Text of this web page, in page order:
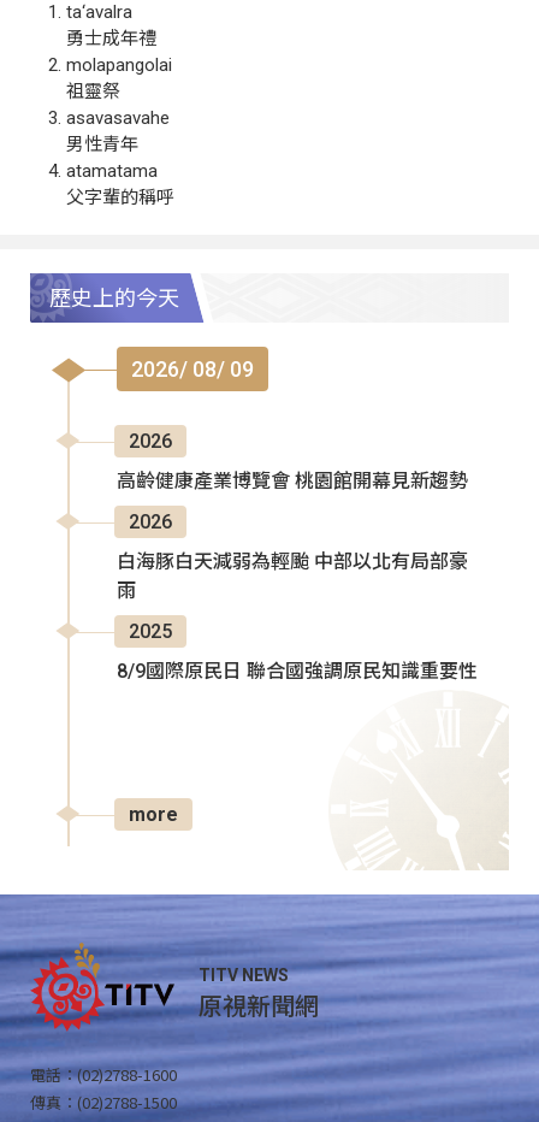
ta‘avalra
勇士成年禮
molapangolai
祖靈祭
asavasavahe
男性青年
atamatama
父字輩的稱呼
歷史上的今天
2026/ 08/ 09
2026
高齡健康產業博覽會 桃園館開幕見新趨勢
2026
白海豚白天減弱為輕颱 中部以北有局部豪
雨
2025
8/9國際原民日 聯合國強調原民知識重要性
more
TITV NEWS
原視新聞網
電話：(02)2788-1600
傳真：(02)2788-1500